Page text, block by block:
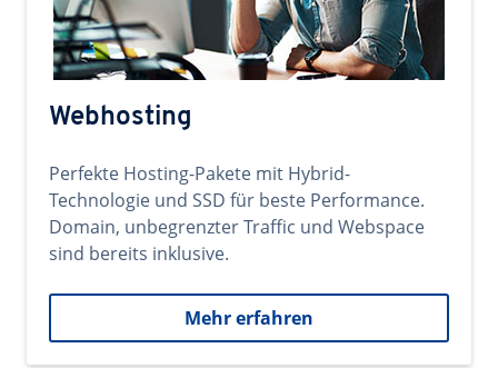
Webhosting
Perfekte Hosting-Pakete mit Hybrid-
Technologie und SSD für beste Performance.
Domain, unbegrenzter Traffic und Webspace
sind bereits inklusive.
Mehr erfahren